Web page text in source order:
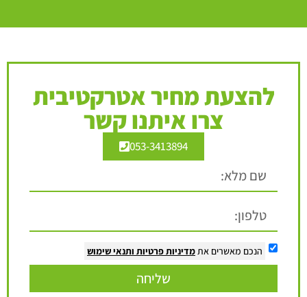
להצעת מחיר אטרקטיבית
צרו איתנו קשר
053-3413894
הנכם מאשרים את מדיניות פרטיות ותנאי שימוש
שליחה